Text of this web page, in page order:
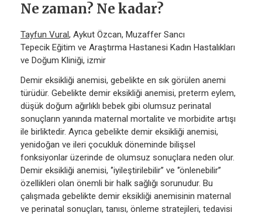
Ne zaman? Ne kadar?
Tayfun Vural, Aykut Özcan, Muzaffer Sancı
Tepecik Eğitim ve Araştırma Hastanesi Kadın Hastalıkları
ve Doğum Kliniği, izmir
Demir eksikliği anemisi, gebelikte en sık görülen anemi
türüdür. Gebelikte demir eksikliği anemisi, preterm eylem,
düşük doğum ağırlıklı bebek gibi olumsuz perinatal
sonuçların yanında maternal mortalite ve morbidite artışı
ile birliktedir. Ayrıca gebelikte demir eksikliği anemisi,
yenidoğan ve ileri çocukluk döneminde bilişsel
fonksiyonlar üzerinde de olumsuz sonuçlara neden olur.
Demir eksikliği anemisi, ‘’iyileştirilebilir’’ ve ‘’önlenebilir’’
özellikleri olan önemli bir halk sağlığı sorunudur. Bu
çalışmada gebelikte demir eksikliği anemisinin maternal
ve perinatal sonuçları, tanısı, önleme stratejileri, tedavisi